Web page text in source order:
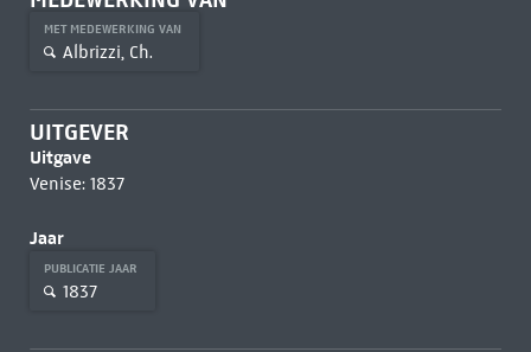
MET MEDEWERKING VAN
Albrizzi, Ch.
UITGEVER
Uitgave
Venise: 1837
Jaar
PUBLICATIE JAAR
1837